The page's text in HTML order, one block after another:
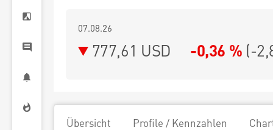
07.08.26
777,61 USD -0,36 % (-
Übersicht Profile / Kennzahlen